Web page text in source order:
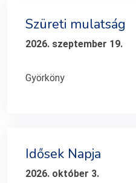
Szüreti mulatság
2026. szeptember 19.
Györköny
Idősek Napja
2026. október 3.